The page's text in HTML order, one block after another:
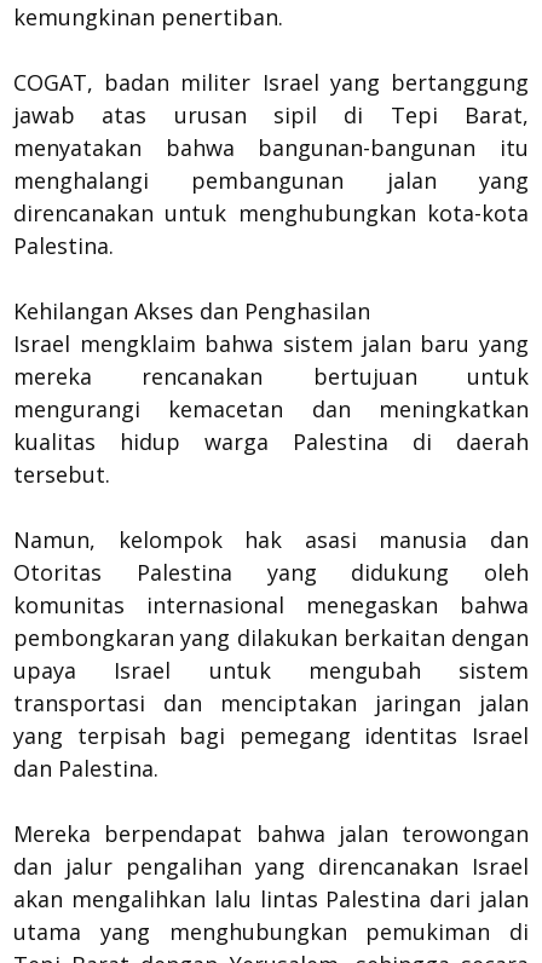
kemungkinan penertiban.
COGAT, badan militer Israel yang bertanggung
jawab atas urusan sipil di Tepi Barat,
menyatakan bahwa bangunan-bangunan itu
menghalangi pembangunan jalan yang
direncanakan untuk menghubungkan kota-kota
Palestina.
Kehilangan Akses dan Penghasilan
Israel mengklaim bahwa sistem jalan baru yang
mereka rencanakan bertujuan untuk
mengurangi kemacetan dan meningkatkan
kualitas hidup warga Palestina di daerah
tersebut.
Namun, kelompok hak asasi manusia dan
Otoritas Palestina yang didukung oleh
komunitas internasional menegaskan bahwa
pembongkaran yang dilakukan berkaitan dengan
upaya Israel untuk mengubah sistem
transportasi dan menciptakan jaringan jalan
yang terpisah bagi pemegang identitas Israel
dan Palestina.
Mereka berpendapat bahwa jalan terowongan
dan jalur pengalihan yang direncanakan Israel
akan mengalihkan lalu lintas Palestina dari jalan
utama yang menghubungkan pemukiman di